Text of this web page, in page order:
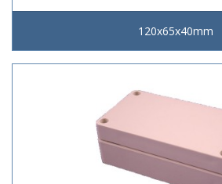
120x65x40mm